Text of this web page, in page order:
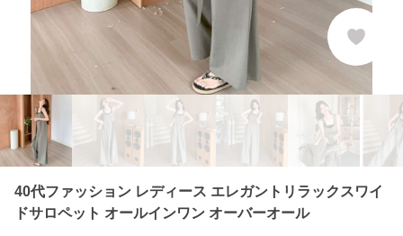
40代ファッション レディース エレガントリラックスワイ
ドサロペット オールインワン オーバーオール